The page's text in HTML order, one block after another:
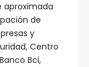
aproximada
de
y
Centro
Bci,